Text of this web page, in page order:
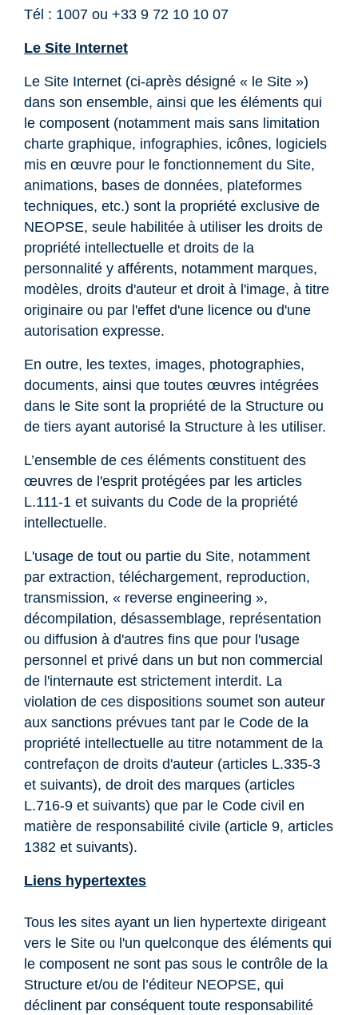
Tél : 1007 ou +33 9 72 10 10 07
Le Site Internet
Le Site Internet (ci-après désigné « le Site »)
dans son ensemble, ainsi que les éléments qui
le composent (notamment mais sans limitation
charte graphique, infographies, icônes, logiciels
mis en œuvre pour le fonctionnement du Site,
animations, bases de données, plateformes
techniques, etc.) sont la propriété exclusive de
NEOPSE, seule habilitée à utiliser les droits de
propriété intellectuelle et droits de la
personnalité y afférents, notamment marques,
modèles, droits d'auteur et droit à l'image, à titre
originaire ou par l'effet d'une licence ou d'une
autorisation expresse.
En outre, les textes, images, photographies,
documents, ainsi que toutes œuvres intégrées
dans le Site sont la propriété de la Structure ou
de tiers ayant autorisé la Structure à les utiliser.
L’ensemble de ces éléments constituent des
œuvres de l'esprit protégées par les articles
L.111-1 et suivants du Code de la propriété
intellectuelle.
L'usage de tout ou partie du Site, notamment
par extraction, téléchargement, reproduction,
transmission, « reverse engineering »,
décompilation, désassemblage, représentation
ou diffusion à d'autres fins que pour l'usage
personnel et privé dans un but non commercial
de l'internaute est strictement interdit. La
violation de ces dispositions soumet son auteur
aux sanctions prévues tant par le Code de la
propriété intellectuelle au titre notamment de la
contrefaçon de droits d'auteur (articles L.335-3
et suivants), de droit des marques (articles
L.716-9 et suivants) que par le Code civil en
matière de responsabilité civile (article 9, articles
1382 et suivants).
Liens hypertextes
Tous les sites ayant un lien hypertexte dirigeant
vers le Site ou l'un quelconque des éléments qui
le composent ne sont pas sous le contrôle de la
Structure et/ou de l’éditeur NEOPSE, qui
déclinent par conséquent toute responsabilité